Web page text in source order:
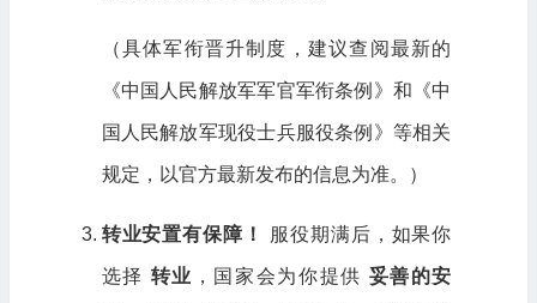
（具体军衔晋升制度，建议查阅最新的
《中国人民解放军军官军衔条例》和《中
国人民解放军现役士兵服役条例》等相关
规定，以官方最新发布的信息为准。）
转业安置有保障！ 服役期满后，如果你
选择 转业 ，国家会为你提供 妥善的安